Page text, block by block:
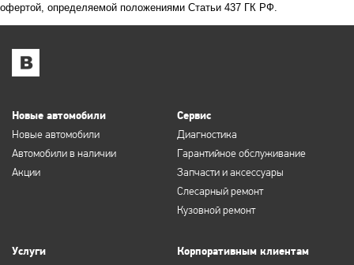
офертой, определяемой положениями Статьи 437 ГК РФ.
Новые автомобили
Новые автомобили
Автомобили в наличии
Акции
Сервис
Диагностика
Гарантийное обслуживание
Запчасти и аксессуары
Слесарный ремонт
Кузовной ремонт
Услуги Корпоративным клиентам